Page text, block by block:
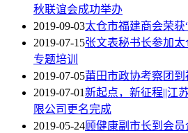
秋联谊会成功举办
2019-09-03太仓市福建商会荣获
2019-07-15张文表秘书长参加
专题培训
2019-07-05莆田市政协考察团
2019-07-01新起点，新征程||江
限公司更名完成
2019-05-24顾健康副市长到会